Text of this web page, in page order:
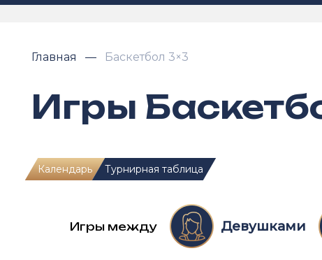
Главная Баскетбол 3×3
Игры
Календарь Турнирная таблица
Игры между Девушками